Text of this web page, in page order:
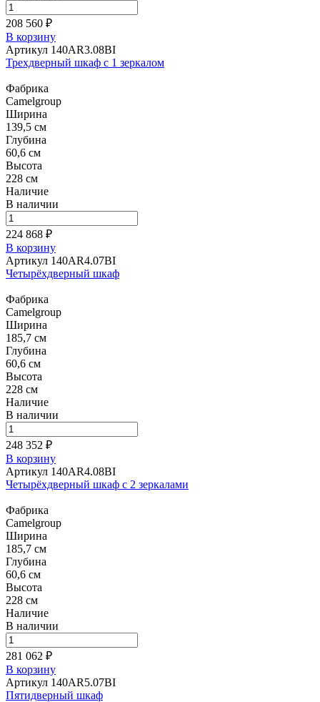
208 560 ₽
В корзину
Артикул 140AR3.08BI
Трехдверный шкаф с 1 зеркалом
Фабрика
Camelgroup
Ширина
139,5 см
Глубина
60,6 см
Высота
228 см
Наличие
В наличии
224 868 ₽
В корзину
Артикул 140AR4.07BI
Четырёхдверный шкаф
Фабрика
Camelgroup
Ширина
185,7 см
Глубина
60,6 см
Высота
228 см
Наличие
В наличии
248 352 ₽
В корзину
Артикул 140AR4.08BI
Четырёхдверный шкаф с 2 зеркалами
Фабрика
Camelgroup
Ширина
185,7 см
Глубина
60,6 см
Высота
228 см
Наличие
В наличии
281 062 ₽
В корзину
Артикул 140AR5.07BI
Пятидверный шкаф